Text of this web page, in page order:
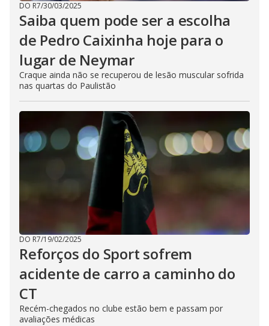
DO R7/30/03/2025
Saiba quem pode ser a escolha
de Pedro Caixinha hoje para o
lugar de Neymar
Craque ainda não se recuperou de lesão muscular sofrida
nas quartas do Paulistão
DO R7/19/02/2025
Reforços do Sport sofrem
acidente de carro a caminho do
CT
Recém-chegados no clube estão bem e passam por
avaliações médicas